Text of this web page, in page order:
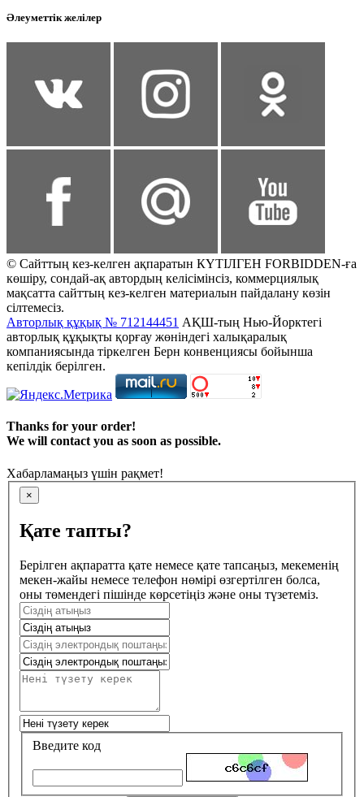
Әлеуметтік желілер
© Сайттың кез-келген ақпаратын КҮТІЛГЕН FORBIDDEN-ға
көшіру, сондай-ақ автордың келісімінсіз, коммерциялық
мақсатта сайттың кез-келген материалын пайдалану көзін
сілтемесіз.
Авторлық құқық № 712144451 АҚШ-тың Нью-Йорктегі
авторлық құқықты қорғау жөніндегі халықаралық
компаниясында тіркелген Берн конвенциясы бойынша
кепілдік берілген.
Thanks for your order!
We will contact you as soon as possible.
Хабарламаңыз үшін рақмет!
×
Қате тапты?
Берілген ақпаратта қате немесе қате тапсаңыз, мекеменің
мекен-жайы немесе телефон нөмірі өзгертілген болса,
оны төмендегі пішінде көрсетіңіз және оны түзетеміз.
Введите код